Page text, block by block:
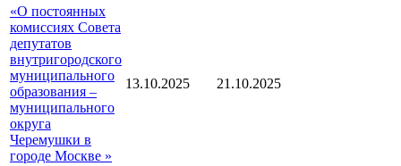
«О постоянных
комиссиях Совета
депутатов
внутригородского
муниципального
образования –
муниципального
округа
Черемушки в
городе Москве »
13.10.2025 21.10.2025